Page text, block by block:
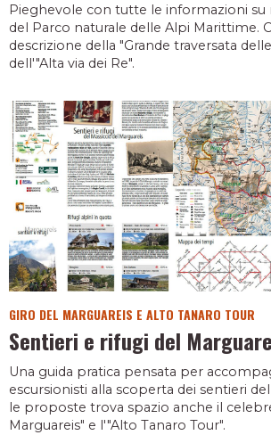
Pieghevole con tutte le informazioni su
del Parco naturale delle Alpi Marittime.
descrizione della "Grande traversata
dell'"Alta via dei Re".
GIRO DEL MARGUAREIS E ALTO TANARO TOUR
Sentieri e rifugi del
Una guida pratica pensata per
escursionisti alla scoperta dei sentieri
le proposte trova spazio anche il
Marguareis" e l'"Alto Tanaro Tour".